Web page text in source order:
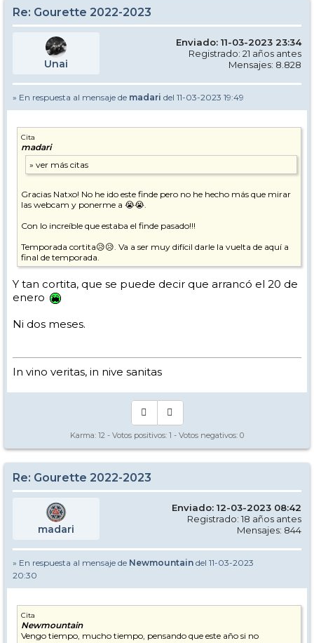
Re: Gourette 2022-2023
Unai
Enviado: 11-03-2023 23:34
Registrado: 21 años antes
Mensajes: 8.828
» En respuesta al mensaje de madari del 11-03-2023 19:49
Cita
madari
Gracias Natxo! No he ido este finde pero no he hecho más que mirar
las webcam y ponerme a 😭😭.
Con lo increíble que estaba el finde pasado!!!
Temporada cortita😥😥. Va a ser muy difícil darle la vuelta de aquí a
final de temporada.
Y tan cortita, que se puede decir que arrancó el 20 de
enero
Ni dos meses.
In vino veritas, in nive sanitas
Karma: 12 - Votos positivos: 1 - Votos negativos: 0
Re: Gourette 2022-2023
madari
Enviado: 12-03-2023 08:42
Registrado: 18 años antes
Mensajes: 844
» En respuesta al mensaje de Newmountain del 11-03-2023
20:30
Cita
Newmountain
Vengo tiempo, mucho tiempo, pensando que este año si no